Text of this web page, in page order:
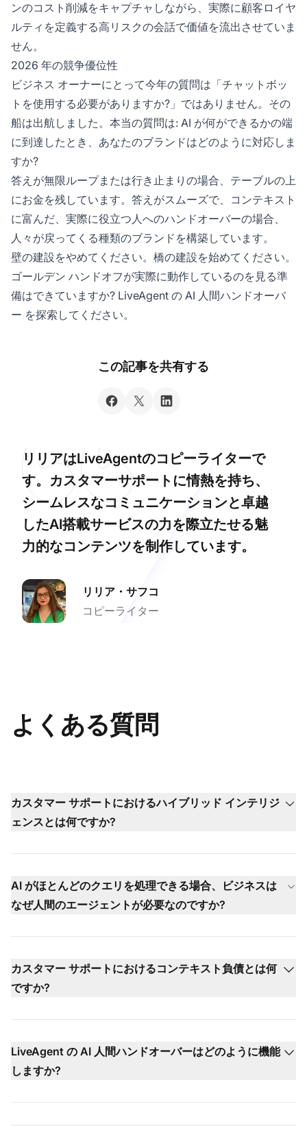
ンのコスト削減をキャプチャしながら、実際に顧客ロイヤ
ルティを定義する高リスクの会話で価値を流出させていま
せん。
2026 年の競争優位性
ビジネス オーナーにとって今年の質問は「チャットボッ
トを使用する必要がありますか?」ではありません。その
船は出航しました。本当の質問は: AI が何ができるかの端
に到達したとき、あなたのブランドはどのように対応しま
すか?
答えが無限ループまたは行き止まりの場合、テーブルの上
にお金を残しています。答えがスムーズで、コンテキスト
に富んだ、実際に役立つ人へのハンドオーバーの場合、
人々が戻ってくる種類のブランドを構築しています。
壁の建設をやめてください。橋の建設を始めてください。
ゴールデン ハンドオフが実際に動作しているのを見る準
備はできていますか? LiveAgent の AI 人間ハンドオーバ
ー を探索してください。
この記事を共有する
リリアはLiveAgentのコピーライターで
す。カスタマーサポートに情熱を持ち、
シームレスなコミュニケーションと卓越
したAI搭載サービスの力を際立たせる魅
力的なコンテンツを制作しています。
リリア・サフコ
コピーライター
よくある質問
カスタマー サポートにおけるハイブリッド インテリジ
ェンスとは何ですか?
AI がほとんどのクエリを処理できる場合、ビジネスは
なぜ人間のエージェントが必要なのですか?
カスタマー サポートにおけるコンテキスト負債とは何
ですか?
LiveAgent の AI 人間ハンドオーバーはどのように機能
しますか?